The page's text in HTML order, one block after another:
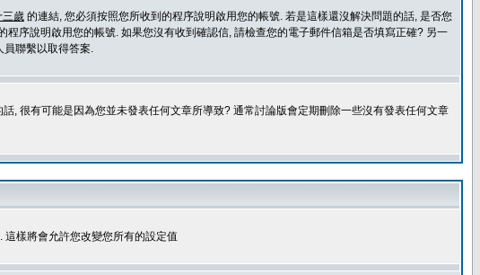
三歲 的連結, 您必須按照您所收到的程序說明啟用您的帳號. 若是這樣還沒解決問題的話, 是否您
序說明啟用您的帳號. 如果您沒有收到確認信, 請檢查您的電子郵件信箱是否填寫正確? 另一
員聯繫以取得答案.
, 很有可能是因為您並未發表任何文章所導致? 通常討論版會定期刪除一些沒有發表任何文章
樣將會允許您改變您所有的設定值